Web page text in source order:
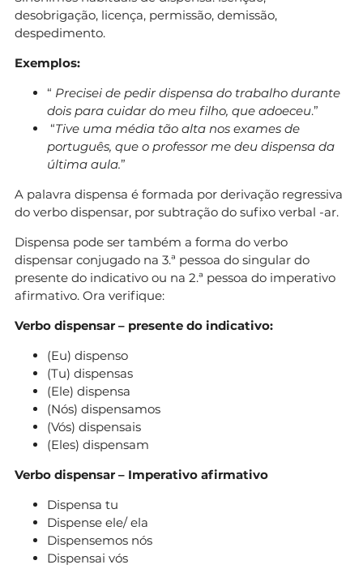
desobrigação, licença, permissão, demissão,
despedimento.
Exemplos:
“ Precisei de pedir dispensa do trabalho durante
dois para cuidar do meu filho, que adoeceu.”
“Tive uma média tão alta nos exames de
português, que o professor me deu dispensa da
última aula.”
A palavra dispensa é formada por derivação regressiva
do verbo dispensar, por subtração do sufixo verbal -ar.
Dispensa pode ser também a forma do verbo
dispensar conjugado na 3.ª pessoa do singular do
presente do indicativo ou na 2.ª pessoa do imperativo
afirmativo. Ora verifique:
Verbo dispensar – presente do indicativo:
(Eu) dispenso
(Tu) dispensas
(Ele) dispensa
(Nós) dispensamos
(Vós) dispensais
(Eles) dispensam
Verbo dispensar – Imperativo afirmativo
Dispensa tu
Dispense ele/ ela
Dispensemos nós
Dispensai vós